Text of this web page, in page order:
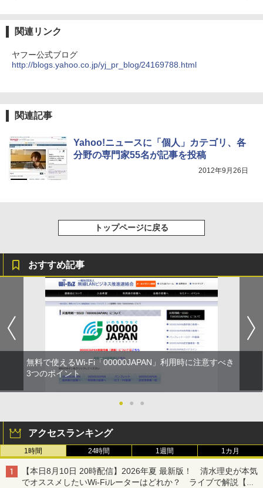
関連リンク
ヤフー公式ブログ
http://blogs.yahoo.co.jp/yj_pr_blog/24169788.html
関連記事
Yahoo!ニュースに「個人」カテゴリ、各
分野の専門家55名が記事を投稿
2012年9月26日
トップページに戻る
おすすめ記事
無料で使えるWi-Fi「00000JAPAN」利用時に注意すべき
3つのポイント
● ● ●
アクセスランキング
1時間 24時間 1週間 1カ月
【本日8月10日 20時配信】2026年夏 最新版！ 清水理史が本気
でオススメしたいWi-Fiルーターはどれか？ ライブで解説【清